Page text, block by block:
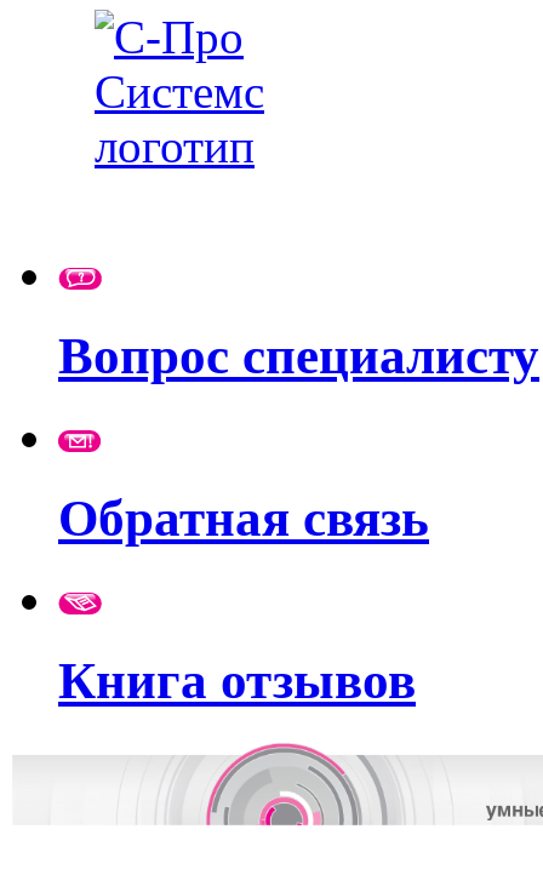
Вопрос специалисту
Обратная связь
Книга отзывов